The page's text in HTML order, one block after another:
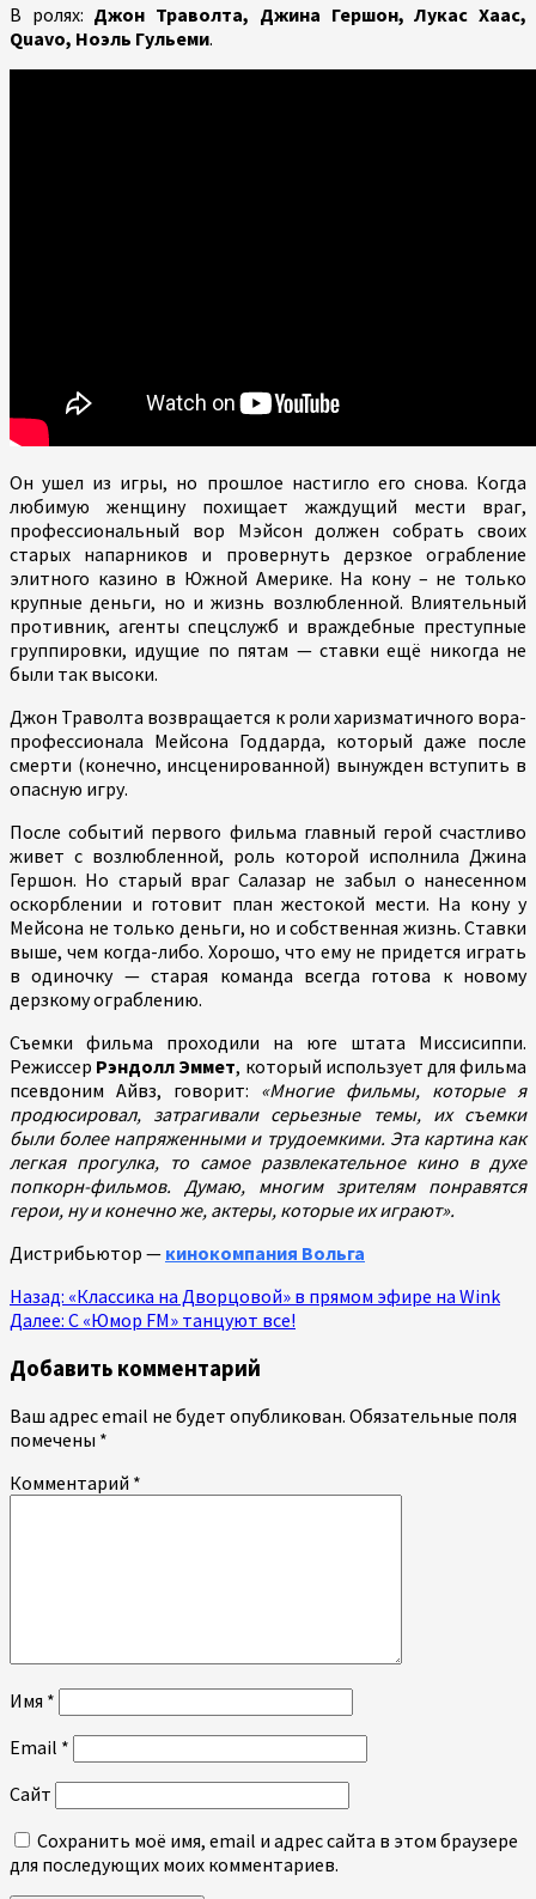
В ролях: Джон Траволта, Джина Гершон, Лукас Хаас,
Quavo, Ноэль Гульеми.
Он ушел из игры, но прошлое настигло его снова. Когда
любимую женщину похищает жаждущий мести враг,
профессиональный вор Мэйсон должен собрать своих
старых напарников и провернуть дерзкое ограбление
элитного казино в Южной Америке. На кону – не только
крупные деньги, но и жизнь возлюбленной. Влиятельный
противник, агенты спецслужб и враждебные преступные
группировки, идущие по пятам — ставки ещё никогда не
были так высоки.
Джон Траволта возвращается к роли харизматичного вора-
профессионала Мейсона Годдарда, который даже после
смерти (конечно, инсценированной) вынужден вступить в
опасную игру.
После событий первого фильма главный герой счастливо
живет с возлюбленной, роль которой исполнила Джина
Гершон. Но старый враг Салазар не забыл о нанесенном
оскорблении и готовит план жестокой мести. На кону у
Мейсона не только деньги, но и собственная жизнь. Ставки
выше, чем когда-либо. Хорошо, что ему не придется играть
в одиночку — старая команда всегда готова к новому
дерзкому ограблению.
Съемки фильма проходили на юге штата Миссисиппи.
Режиссер Рэндолл Эммет, который использует для фильма
псевдоним Айвз, говорит: «Многие фильмы, которые я
продюсировал, затрагивали серьезные темы, их съемки
были более напряженными и трудоемкими. Эта картина как
легкая прогулка, то самое развлекательное кино в духе
попкорн-фильмов. Думаю, многим зрителям понравятся
герои, ну и конечно же, актеры, которые их играют».
Дистрибьютор — кинокомпания Вольга
Продолжить
чтение
Назад: «Классика на Дворцовой» в прямом эфире на Wink
Далее: С «Юмор FM» танцуют все!
Добавить комментарий
Ваш адрес email не будет опубликован. Обязательные поля
помечены *
Комментарий *
Имя *
Email *
Сайт
Сохранить моё имя, email и адрес сайта в этом браузере
для последующих моих комментариев.